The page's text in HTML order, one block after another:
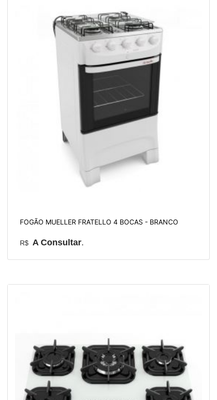
FOGÃO MUELLER FRATELLO 4 BOCAS - BRANCO
R$ A Consultar.